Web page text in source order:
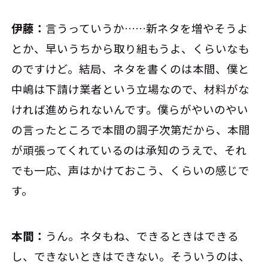
伊藤： 言うっていうか……新ネタを増やそうよ
とか、早いうちから取り組もうよ、くらいなも
のですけど。結局、ネタを書くのは本間、僕と
中嶋は下請け業者という立場なので、材料がな
ければ進められないんです。僕らがやいのやい
の言ったところで本間の調子次第だから、本間
が頑張ってくれているのは承知のうえで、それ
でも一応、声はかけておこう、くらいの感じで
す。
本間： うん。ネタもね、できるときはできる
し、できないときはできない。そういうのは、